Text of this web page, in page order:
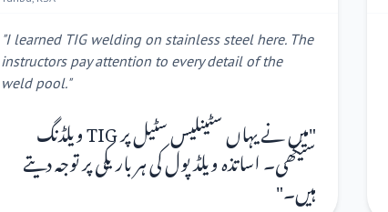
"I learned TIG welding on stainless steel here. The
instructors pay attention to every detail of the
weld pool."
" میں نے یہاں سٹینلیس سٹیل پر TIG ویلڈنگ
سیکھی۔ اساتذہ ویلڈ پول کی ہر باریکی پر توجہ دیتے
ہیں۔"